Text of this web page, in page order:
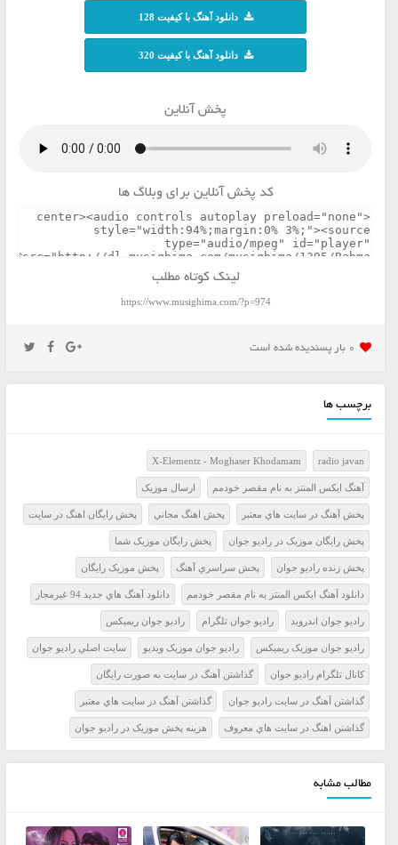
دانلود آهنگ با کیفیت 128
دانلود آهنگ با کیفیت 320
پخش آنلاین
کد پخش آنلاین برای وبلاگ ها
لینک کوتاه مطلب
https://www.musighima.com/?p=974
0 بار پسنديده شده است
برچسب ها
radio javan
X-Elementz - Moghaser Khodamam
آهنگ ایکس المنتز به نام مقصر خودمم ارسال موزيک
پخش آهنگ در سايت هاي معتبر پخش اهنگ مجاني پخش رايگان اهنگ در سايت
پخش رايگان موزيک در راديو جوان پخش رايگان موزيک شما
پخش زنده راديو جوان پخش سراسري آهنگ پخش موزيک رايگان
دانلود آهنگ ایکس المنتز به نام مقصر خودمم دانلود آهنگ هاي جديد 94 غيرمجاز
راديو جوان اندرويد راديو جوان تلگرام راديو جوان ريميکس
راديو جوان موزيک ريميکس راديو جوان موزيک ويديو سايت اصلي راديو جوان
کانال تلگرام راديو جوان گذاشتن آهنگ در سايت به صورت رايگان
گذاشتن آهنگ در سايت راديو جوان گذاشتن آهنگ در سايت هاي معتبر
گذاشتن اهنگ در سايت هاي معروف هزينه پخش موزيک در راديو جوان
مطالب مشابه